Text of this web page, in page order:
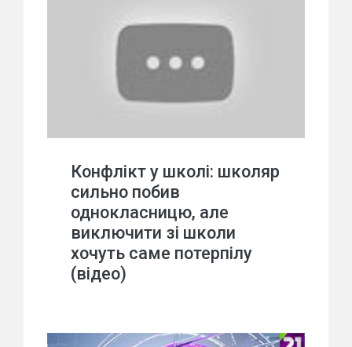
Конфлікт у школі: школяр
сильно побив
однокласницю, але
виключити зі школи
хочуть саме потерпілу
(відео)